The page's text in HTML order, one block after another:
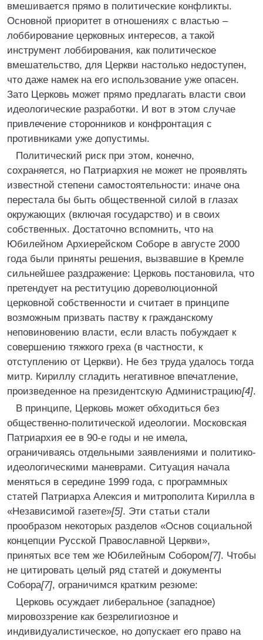
вмешивается прямо в политические конфликты.
Основной приоритет в отношениях с властью –
лоббирование церковных интересов, а такой
инструмент лоббирования, как политическое
вмешательство, для Церкви настолько недоступен,
что даже намек на его использование уже опасен.
Зато Церковь может прямо предлагать власти свои
идеологические разработки. И вот в этом случае
привлечение сторонников и конфронтация с
противниками уже допустимы.
Политический риск при этом, конечно,
сохраняется, но Патриархия не может не проявлять
известной степени самостоятельности: иначе она
перестала бы быть общественной силой в глазах
окружающих (включая государство) и в своих
собственных. Достаточно вспомнить, что на
Юбилейном Архиерейском Соборе в августе 2000
года были приняты решения, вызвавшие в Кремле
сильнейшее раздражение: Церковь постановила, что
претендует на реституцию дореволюционной
церковной собственности и считает в принципе
возможным призвать паству к гражданскому
неповиновению власти, если власть побуждает к
совершению тяжкого греха (в частности, к
отступлению от Церкви). Не без труда удалось тогда
митр. Кириллу сгладить негативное впечатление,
произведенное на президентскую Администрацию[4].
В принципе, Церковь может обходиться без
общественно-политической идеологии. Московская
Патриархия ее в 90-е годы и не имела,
ограничиваясь отдельными заявлениями и политико-
идеологическими маневрами. Ситуация начала
меняться в середине 1999 года, с программных
статей Патриарха Алексия и митрополита Кирилла в
«Независимой газете»[5]. Эти статьи стали
прообразом некоторых разделов «Основ социальной
концепции Русской Православной Церкви»,
принятых все тем же Юбилейным Собором[7]. Чтобы
не цитировать целый ряд статей и документы
Собора[7], ограничимся кратким резюме:
Церковь осуждает либеральное (западное)
мировоззрение как безрелигиозное и
индивидуалистическое, но допускает его право на